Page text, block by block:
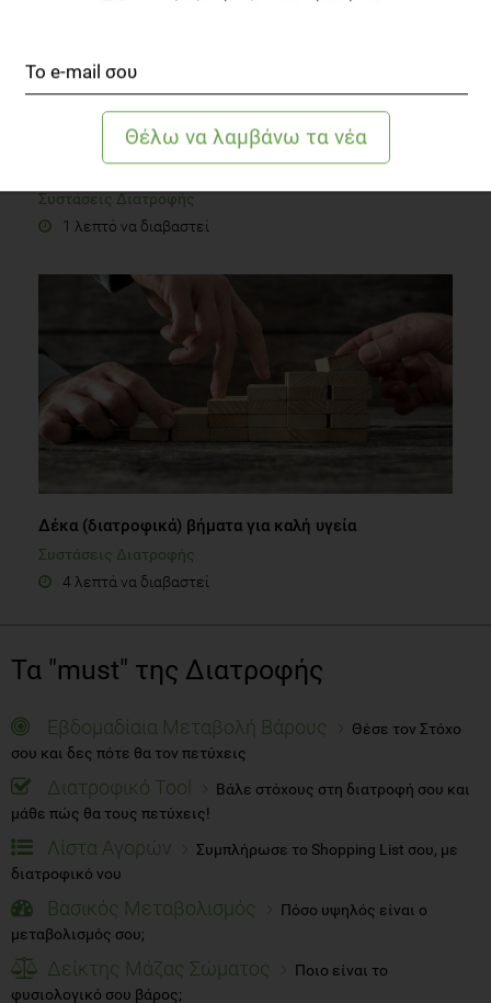
SLIDESHOW
7 τρόποι για να εξοικονομήσουμε χρήματα χωρίς να
στερηθούμε
Συστάσεις Διατροφής
1 λεπτό να διαβαστεί
Δέκα (διατροφικά) βήματα για καλή υγεία
Συστάσεις Διατροφής
4 λεπτά να διαβαστεί
Τα "must" της Διατροφής
Εβδομαδίαια Μεταβολή Βάρους
Θέσε τον Στόχο
σου και δες πότε θα τον πετύχεις
Διατροφικό Tool
Βάλε στόχους στη διατροφή σου και
μάθε πώς θα τους πετύχεις!
Λίστα Αγορών
Συμπλήρωσε το Shopping List σου, με
διατροφικό νου
Βασικός Μεταβολισμός
Πόσο υψηλός είναι ο
μεταβολισμός σου;
Δείκτης Μάζας Σώματος
Ποιο είναι το
φυσιολογικό σου βάρος;